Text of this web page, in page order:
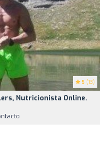
5 (13)
Nutricionista Online.